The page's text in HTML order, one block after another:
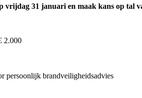
vrijdag 31 januari en maak kans op tal
2.000
persoonlijk brandveiligheidsadvies